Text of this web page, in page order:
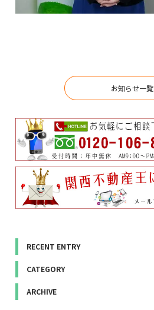
お知らせ一覧
RECENT ENTRY
CATEGORY
ARCHIVE